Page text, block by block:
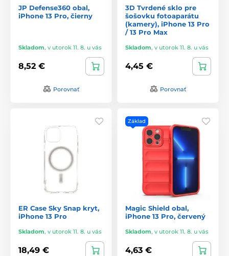
JP Defense360 obal,
iPhone 13 Pro, čierny
Skladom, v utorok 11. 8. u vás
8,52 €
Porovnať
3D Tvrdené sklo pre
šošovku fotoaparátu
(kamery), iPhone 13 Pro
/ 13 Pro Max
Skladom, v utorok 11. 8. u vás
4,45 €
Porovnať
ER Case Sky Snap kryt,
iPhone 13 Pro
Skladom, v utorok 11. 8. u vás
18,49 €
Základ
Magic Shield obal,
iPhone 13 Pro, červený
Skladom, v utorok 11. 8. u vás
4,63 €